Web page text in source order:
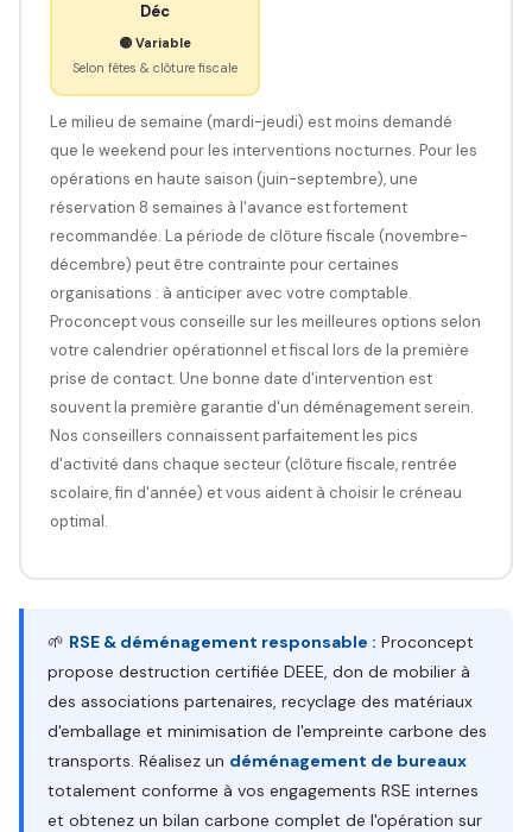
Déc
🟡 Variable
Selon fêtes & clôture fiscale
Le milieu de semaine (mardi-jeudi) est moins demandé
que le weekend pour les interventions nocturnes. Pour les
opérations en haute saison (juin-septembre), une
réservation 8 semaines à l'avance est fortement
recommandée. La période de clôture fiscale (novembre-
décembre) peut être contrainte pour certaines
organisations : à anticiper avec votre comptable.
Proconcept vous conseille sur les meilleures options selon
votre calendrier opérationnel et fiscal lors de la première
prise de contact. Une bonne date d'intervention est
souvent la première garantie d'un déménagement serein.
Nos conseillers connaissent parfaitement les pics
d'activité dans chaque secteur (clôture fiscale, rentrée
scolaire, fin d'année) et vous aident à choisir le créneau
optimal.
🌱 RSE & déménagement responsable : Proconcept
propose destruction certifiée DEEE, don de mobilier à
des associations partenaires, recyclage des matériaux
d'emballage et minimisation de l'empreinte carbone des
transports. Réalisez un déménagement de bureaux
totalement conforme à vos engagements RSE internes
et obtenez un bilan carbone complet de l'opération sur